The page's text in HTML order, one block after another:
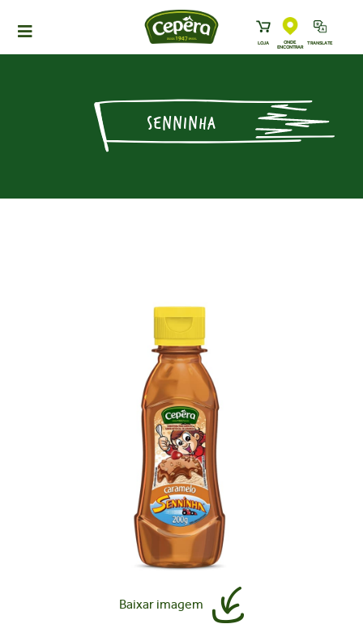
LOJA
ONDE
ENCONTRAR
TRANSLATE
SENNINHA
Baixar imagem